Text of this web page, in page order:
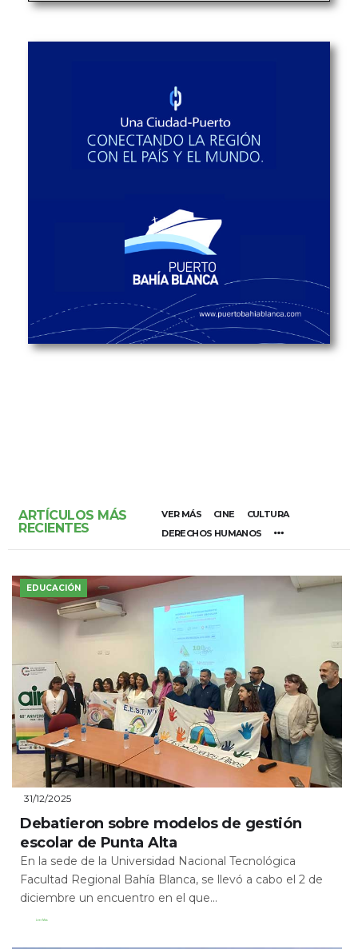
ARTÍCULOS MÁS
RECIENTES
VER MÁS CINE
CULTURA
DERECHOS HUMANOS
EDUCACIÓN
31/12/2025
Debatieron sobre modelos de gestión
escolar de Punta Alta
En la sede de la Universidad Nacional Tecnológica
Facultad Regional Bahía Blanca, se llevó a cabo el 2 de
diciembre un encuentro en el que...
Leer Más